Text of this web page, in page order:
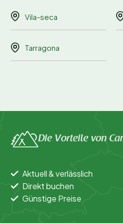
Vila-seca
Tarragona
Die Vorteile von
Aktuell & verlässlich
Direkt buchen
Günstige Preise